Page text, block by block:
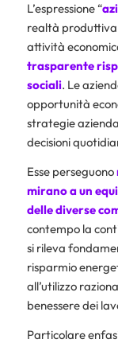
L’espressione “
realtà produttiva
attività
trasparente
sociali. Le
opportunità
strategie
decisioni
Esse perseguono
mirano a un
delle diverse
contempo la
si rileva
risparmio
all’utilizzo
benessere dei
Particolare